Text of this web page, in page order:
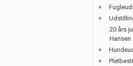
+
+
20 års
Hansen
+
+